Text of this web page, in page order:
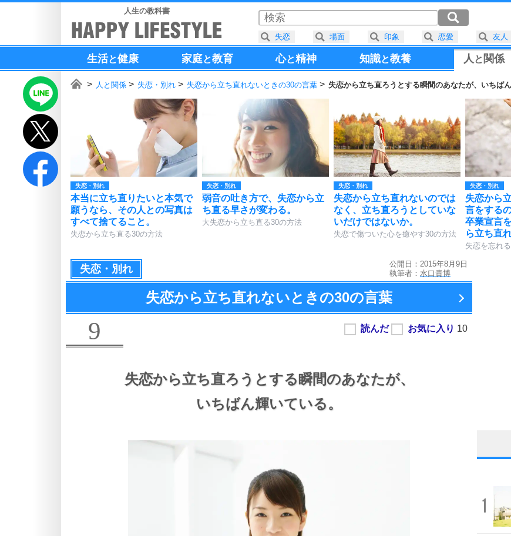
人生の教科書
生活と健康 家庭と教育 心と精神 知識と教養 人と 関係
人と関係 失恋・別れ 失恋から立ち直れないときの30の言葉 失恋から立ち直ろうとする瞬間のあなたが、いちばん
失恋・別れ
本当に立ち直りたいと本気で
願うなら、その人との写真は
すべて捨てること。
失恋から立ち直る30の方法
失恋・別れ
弱音の吐き方で、失恋から立
ち直る早さが変わる。
大失恋から立ち直る30の方法
失恋・別れ
失恋から立ち直れないのでは
なく、立ち直ろうとしていな
いだけではないか。
失恋で傷ついた心を癒やす30の方法
失恋・別れ
失恋から
言をする
卒業宣言
ら立ち直れ
失恋を忘れ
失恋・別れ
公開日：2015年8月9日
執筆者： 水口貴博
失恋から立ち直れないときの30の言葉
9
失恋から立ち直ろうとする瞬間のあなたが、
いちばん輝いている。
1
失恋 場面 印象 恋愛 友人